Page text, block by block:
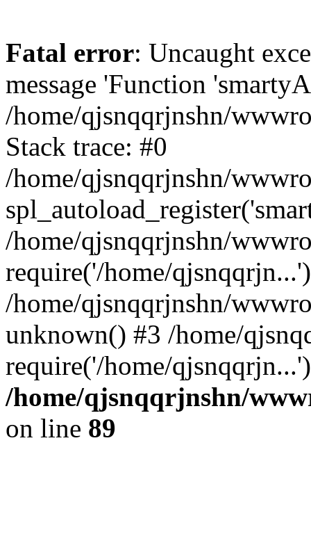
Fatal error: Uncaught
message 'Function
/home/qjsnqqrjnshn/
Stack trace: #0
/home/qjsnqqrjnshn/
/home/qjsnqqrjnshn/
require('/home/
/home/qjsnqqrjnshn/
unknown() #3 /home/
require('/home/
/home/qjsnqqrjnshn/
on line 89